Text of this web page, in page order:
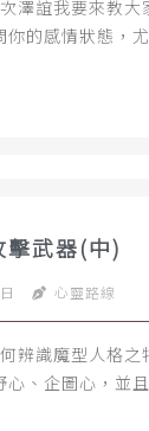
澤誼我要來教大
你的感情狀態，
擊武器(中)
心靈路線
辨識魔型人格之
心、企圖心，並